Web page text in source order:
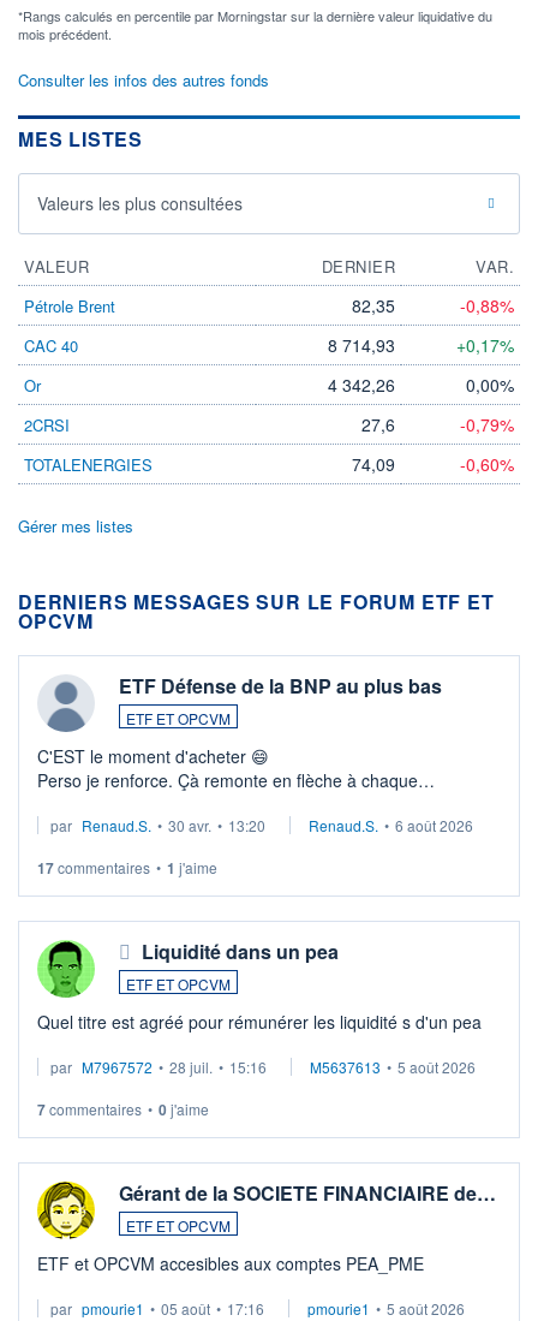
*Rangs calculés en percentile par Morningstar sur la dernière valeur liquidative du
mois précédent.
Consulter les infos des autres fonds
MES LISTES
Valeurs les plus consultées
VALEUR DERNIER
VAR.
Pétrole Brent
82,35 -0,88%
CAC 40 8 714,93 +0,17%
Or 4 342,26 0,00%
2CRSI 27,6 -0,79%
TOTALENERGIES 74,09 -0,60%
Gérer mes listes
DERNIERS MESSAGES SUR LE FORUM ETF ET
OPCVM
ETF Défense de la BNP au plus bas
ETF ET OPCVM
C'EST le moment d'acheter 😄​
Perso je renforce. Çà remonte en flèche à chaque
Investissement long terme tip top pour sa retraite.
par Renaud.S. • 30 avr. • 13:20 Renaud.S. • 6 août 2026
17commentaires • 1 j'aime
Liquidité dans un pea
ETF ET OPCVM
Quel titre est agréé pour rémunérer les liquidité s d'un pea
par M7967572 • 28 juil. • 15:16 M5637613 • 5 août 2026
7commentaires • 0j'aime
Gérant de la SOCIETE FINANCIAIRE de…
ETF ET OPCVM
ETF et OPCVM accesibles aux comptes PEA_PME
par pmourie1 • 05 août • 17:16 pmourie1 • 5 août 2026